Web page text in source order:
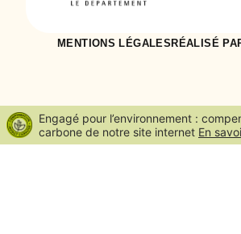
MENTIONS LÉGALES RÉALISÉ
Engagé pour l’environnement :
carbone de notre site internet En